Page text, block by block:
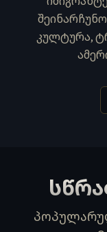
კულტურა,